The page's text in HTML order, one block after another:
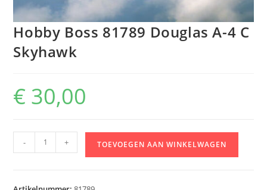
Hobby Boss 81789 Douglas A-4 C
Skyhawk
€ 30,00
Boss
- + TOEVOEGEN AAN WINKELWAGEN